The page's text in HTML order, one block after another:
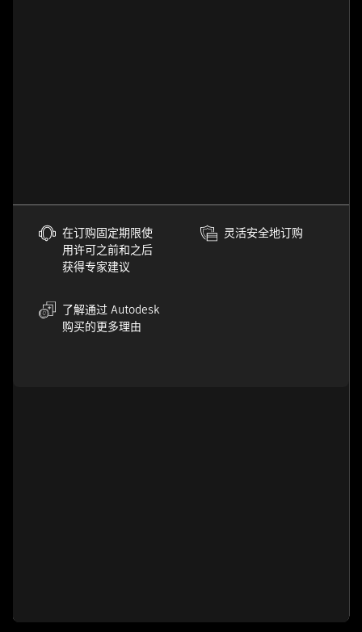
在订购固定期限使
用许可之前和之后
获得专家建议
灵活安全地订购
了解通过 Autodesk
购买的更多理由